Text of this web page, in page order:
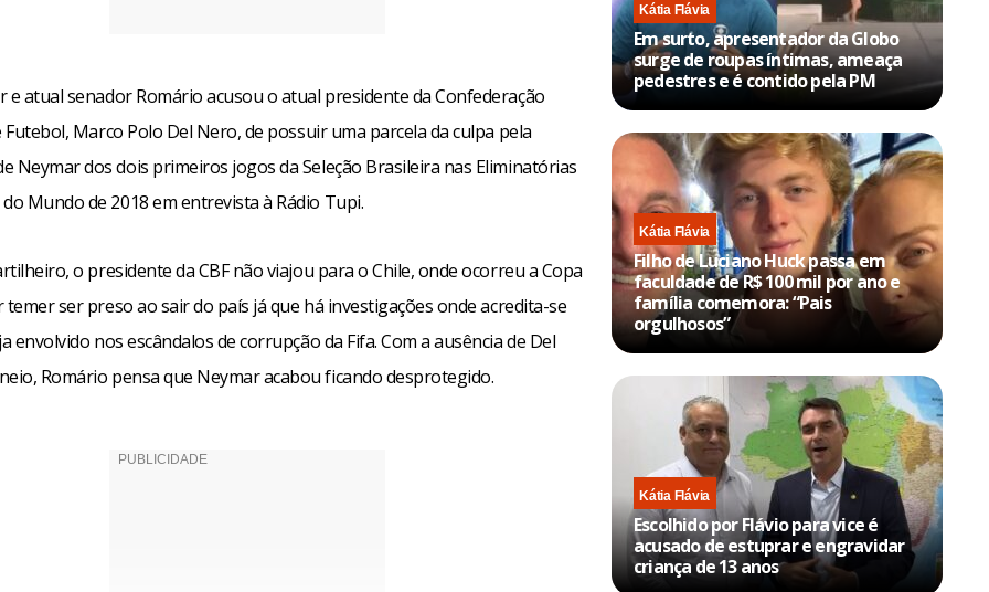
e atual senador Romário acusou o atual presidente da Confederação
Futebol, Marco Polo Del Nero, de possuir uma parcela da culpa pela
Neymar dos dois primeiros jogos da Seleção Brasileira nas Eliminatórias
Mundo de 2018 em entrevista à Rádio Tupi.
o presidente da CBF não viajou para o Chile, onde ocorreu a Copa
temer ser preso ao sair do país já que há investigações onde acredita-se
envolvido nos escândalos de corrupção da Fifa. Com a ausência de Del
Romário pensa que Neymar acabou ficando desprotegido.
Kátia Flávia
Em surto, apresentador da Globo
surge de roupas íntimas, ameaça
pedestres e é contido pela PM
Kátia Flávia
Filho de Luciano Huck passa em
faculdade de R$ 100 mil por ano e
família comemora: “Pais
orgulhosos”
Kátia Flávia
Escolhido por Flávio para vice é
acusado de estuprar e engravidar
criança de 13 anos